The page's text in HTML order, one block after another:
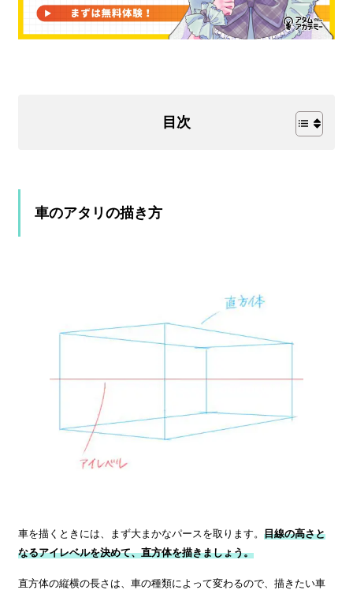
目次
車のアタリの描き方
車を描くときには、まず大まかなパースを取ります。 目線の高さと
なるアイレベルを決めて、直方体を描きましょう。
直方体の縦横の長さは、車の種類によって変わるので、描きたい車